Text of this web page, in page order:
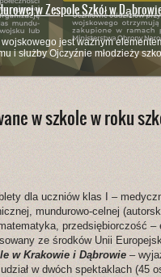
w Zespole Szkół w
jest ważnym
i służby Ojczyźnie młodzieży
w szkole w roku
dla uczniów klas I –
mundurowo-celnej
przedsiębiorczość –
ze środków Unii
w Krakowie i Dąbrowie–
w dwóch spektaklach (45